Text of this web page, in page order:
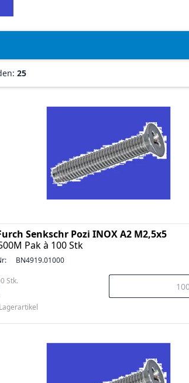
25
Senkschr Pozi INOX A2 M2,5x5
Pak à 100 Stk
BN4919.01000
Stk.